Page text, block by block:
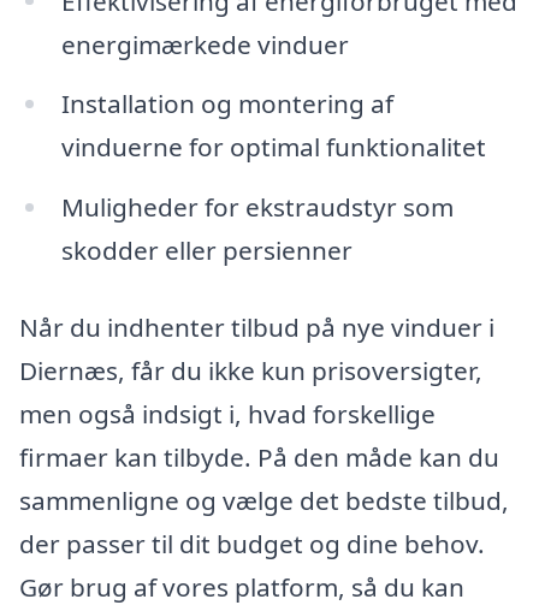
energimærkede vinduer
Installation og montering af
vinduerne for optimal funktionalitet
Muligheder for ekstraudstyr som
skodder eller persienner
Når du indhenter tilbud på nye vinduer i
Diernæs, får du ikke kun prisoversigter,
men også indsigt i, hvad forskellige
firmaer kan tilbyde. På den måde kan du
sammenligne og vælge det bedste tilbud,
der passer til dit budget og dine behov.
Gør brug af vores platform, så du kan